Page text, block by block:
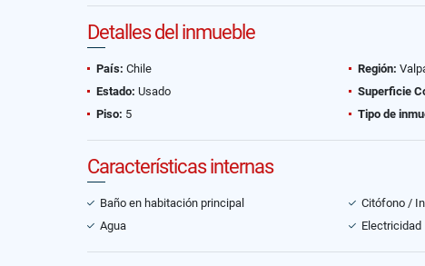
Detalles del inmueble
País: Chile Región:
Estado: Usado Superficie
Piso: 5 Tipo de
Características internas
Baño en habitación principal Citófono /
Agua
Electricidad